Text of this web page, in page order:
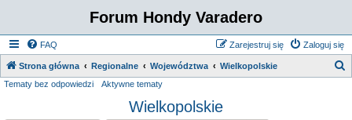
Forum Hondy Varadero
FAQ Zaloguj się
Zarejestruj się
Strona główna Regionalne Województwa Wielkopolskie
Tematy bez odpowiedzi Aktywne tematy
Wielkopolskie